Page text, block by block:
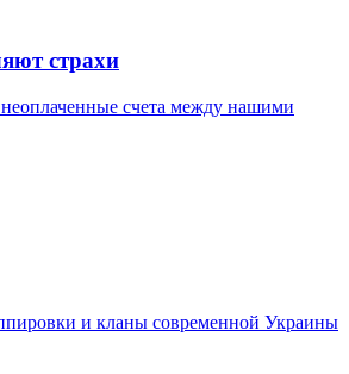
страхи
счета между нашими
и кланы современной Украины